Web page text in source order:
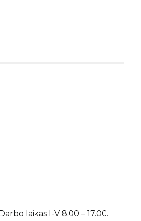
Darbo laikas I-V 8.00 – 17.00.